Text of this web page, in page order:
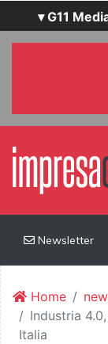
▾ G11
Newsletter
Home
Industria
Italia